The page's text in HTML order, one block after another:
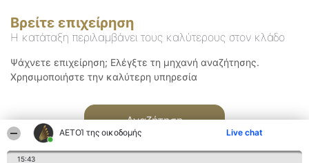
ΑΕΤΟΊ της οικοδομής Live chat
15:43
Βρείτε επιχείρηση
Η κατάταξη περιλαμβάνει τους καλύτερους στον κλάδο
Ψάχνετε επιχείρηση; Ελέγξτε τη μηχανή αναζήτησης.
Χρησιμοποιήστε την καλύτερη υπηρεσία
Αναζήτηση